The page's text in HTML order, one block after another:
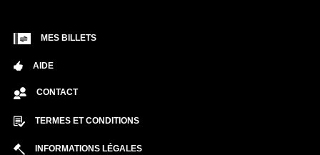
MES BILLETS
AIDE
CONTACT
TERMES ET CONDITIONS
INFORMATIONS LÉGALES